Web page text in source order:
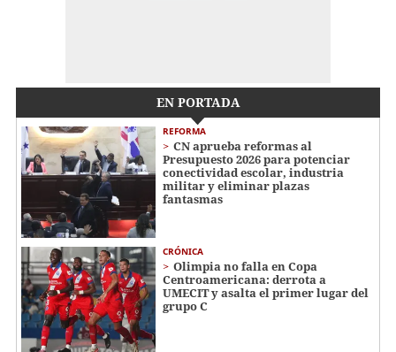
EN PORTADA
REFORMA
CN aprueba reformas al
Presupuesto 2026 para potenciar
conectividad escolar, industria
militar y eliminar plazas
fantasmas
CRÓNICA
Olimpia no falla en Copa
Centroamericana: derrota a
UMECIT y asalta el primer lugar del
grupo C